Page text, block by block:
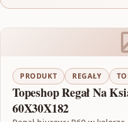
PRODUKT REGAŁY
Topeshop Regał Na
60X30X182